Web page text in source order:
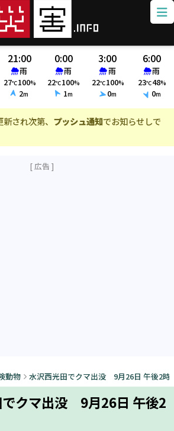
21:00
雨
27℃100%
2m
0:00
雨
22℃100%
1m
3:00
雨
22℃100%
0m
6:00
雨
23℃48%
0m
通知でお知らせしで 火災情報、クマ出没情
動物 水沢西光田でクマ出没 9月26日 午後2時
でクマ出没 9月26日 午後2